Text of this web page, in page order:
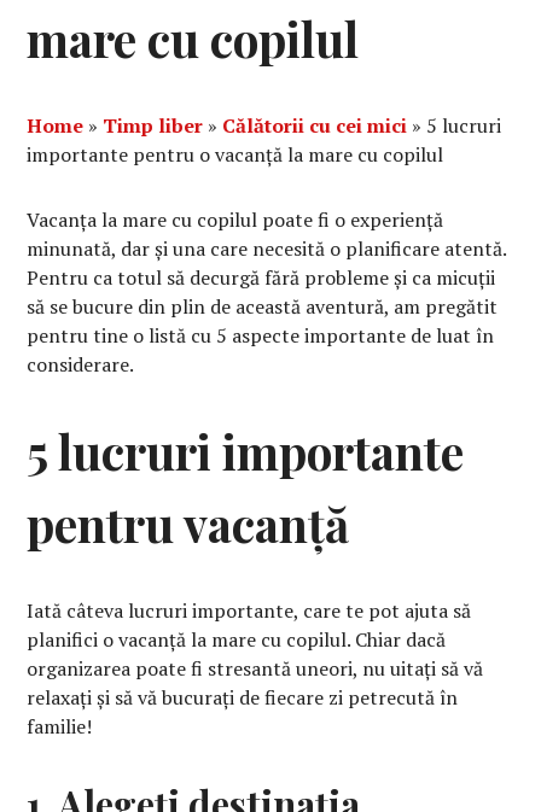
mare cu copilul
Home » Timp liber » Călătorii cu cei mici » 5 lucruri
importante pentru o vacanță la mare cu copilul
Vacanța la mare cu copilul poate fi o experiență
minunată, dar și una care necesită o planificare atentă.
Pentru ca totul să decurgă fără probleme și ca micuții
să se bucure din plin de această aventură, am pregătit
pentru tine o listă cu 5 aspecte importante de luat în
considerare.
5 lucruri importante
pentru vacanță
Iată câteva lucruri importante, care te pot ajuta să
planifici o vacanță la mare cu copilul. Chiar dacă
organizarea poate fi stresantă uneori, nu uitați să vă
relaxați și să vă bucurați de fiecare zi petrecută în
familie!